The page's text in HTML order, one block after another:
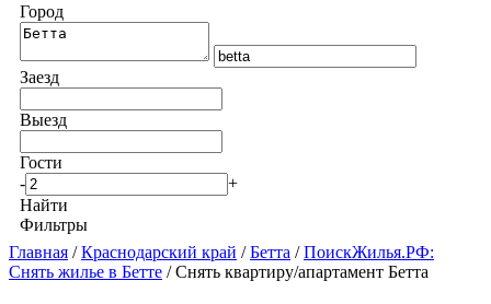
Город
Заезд
Выезд
Гости
-
+
Найти
Фильтры
Главная /Краснодарский край /Бетта /ПоискЖилья.РФ:
Снять жилье в Бетте / Снять квартиру/апартамент Бетта